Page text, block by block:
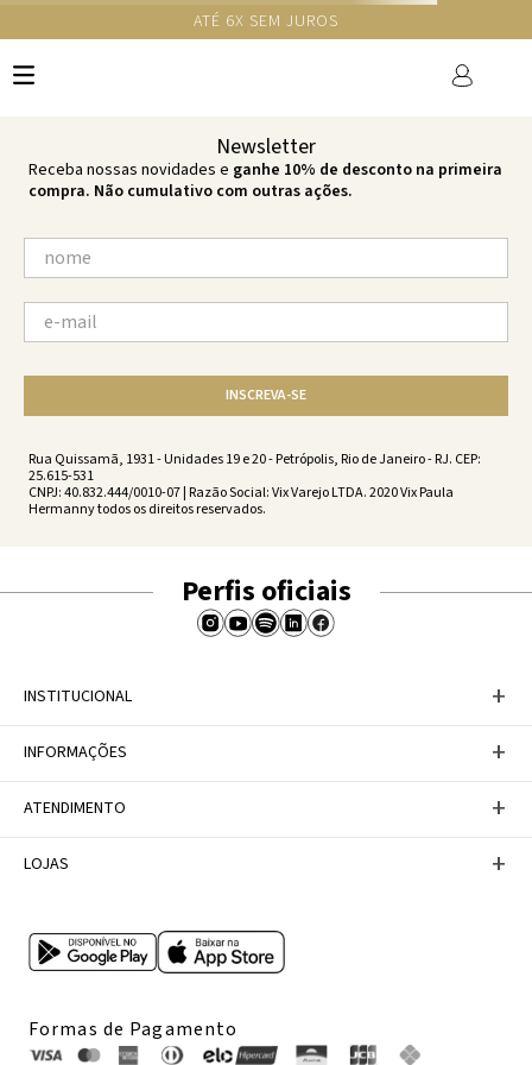
GANHE 10% NA PRIMEIRA COMPRA COM O CUPOM NEWS10
não encontramos resultados para:
'calcinha-basica-cheeky-black-
vate1386-001'
O que você está procurando?